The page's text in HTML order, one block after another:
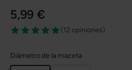
5,99 €
(12 opiniones)
Diámetro de la maceta